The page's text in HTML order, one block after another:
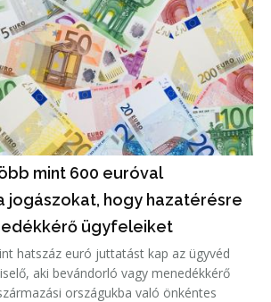
mint 600 euróval
jogászokat, hogy hazatérésre
ügyfeleiket
hatszáz euró juttatást kap az ügyvéd
aki bevándorló vagy menedékkérő
országukba való önkéntes